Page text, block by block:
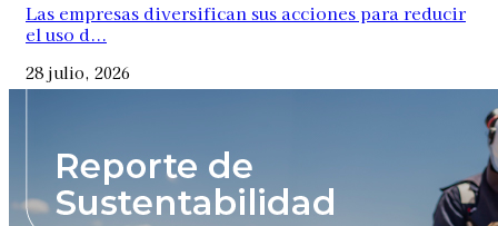
Las empresas diversifican sus acciones para reducir
el uso d...
28 julio, 2026